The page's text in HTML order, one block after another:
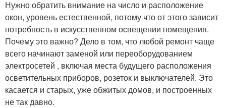
Нужно обратить внимание на число и расположение
окон, уровень естественной, потому что от этого зависит
потребность в искусственном освещении помещения.
Почему это важно? Дело в том, что любой ремонт чаще
всего начинают заменой или переоборудованием
электросетей , включая места будущего расположения
осветительных приборов, розеток и выключателей. Это
касается и старых, уже обжитых домов, и построенных
не так давно.